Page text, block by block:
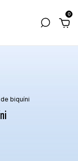
0
biquíni